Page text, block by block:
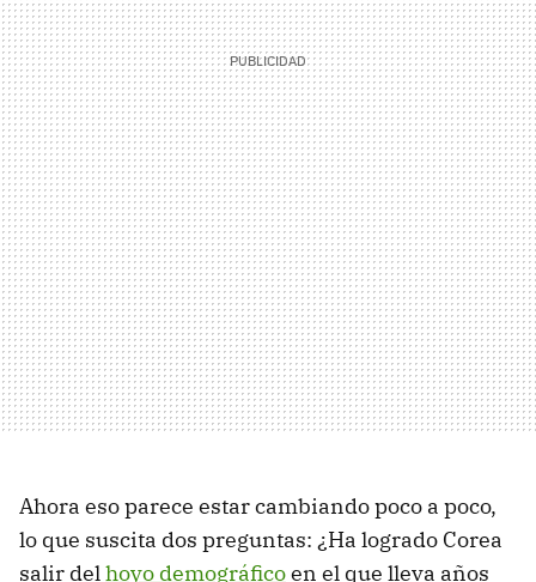
Ahora eso parece estar cambiando poco a poco,
lo que suscita dos preguntas: ¿Ha logrado Corea
salir delhoyo demográficoen el que lleva años